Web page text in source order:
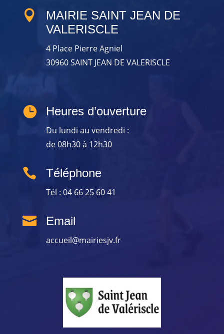

MAIRIE SAINT JEAN DE
VALERISCLE
4 Place Pierre Agniel
30960 SAINT JEAN DE VALERISCLE
 Heures d’ouverture
Du lundi au vendredi :
de 08h30 à 12h30
 Téléphone
Tél : 04 66 25 60 41
 Email
accueil@mairiesjv.fr